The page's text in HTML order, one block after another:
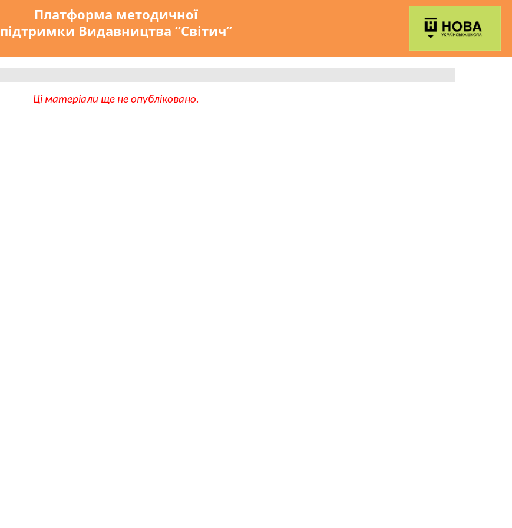
Платформа методичної
підтримки Видавництва “Світич”
Ці матеріали ще не опубліковано.